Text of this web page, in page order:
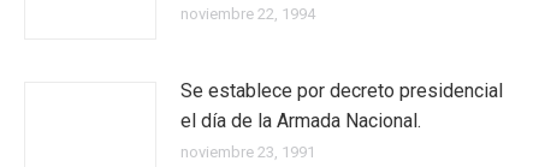
noviembre 22, 1994
Se establece por decreto presidencial
el día de la Armada Nacional.
noviembre 23, 1991